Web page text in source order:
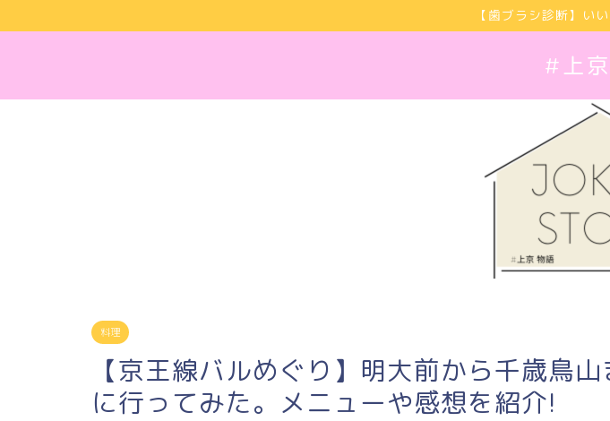
【歯ブラシ診断】い
#上
料理
【京王線バルめぐり】明大前から千歳鳥
に行ってみた。メニューや感想を紹介!